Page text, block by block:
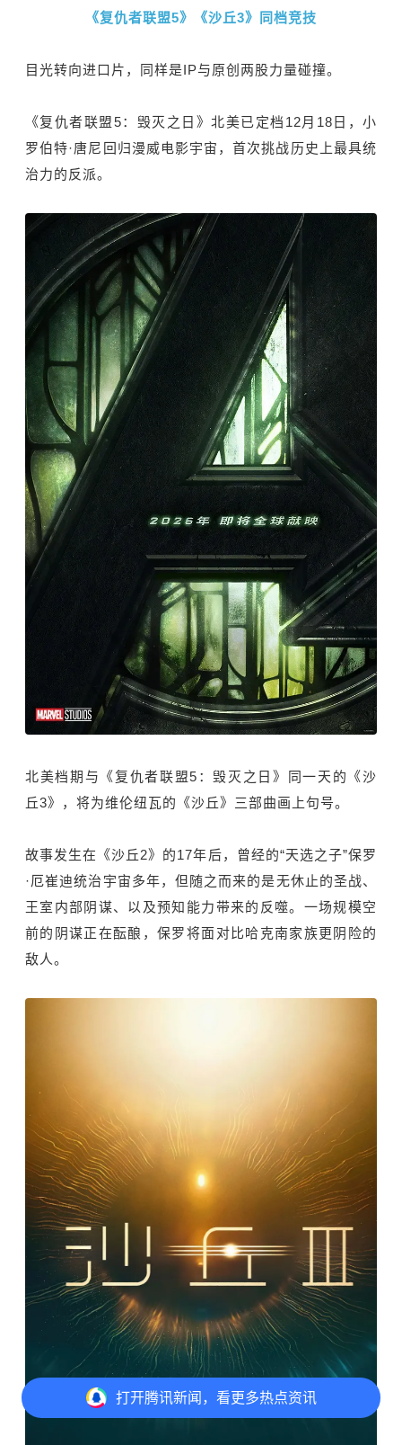
《复仇者联盟5》《沙丘3》同档竞技
目光转向进口片，同样是IP与原创两股力量碰撞。
《复仇者联盟5：毁灭之日》北美已定档12月18日，小
罗伯特·唐尼回归漫威电影宇宙，首次挑战历史上最具统
治力的反派。
北美档期与《复仇者联盟5：毁灭之日》同一天的《沙
丘3》，将为维伦纽瓦的《沙丘》三部曲画上句号。
故事发生在《沙丘2》的17年后，曾经的“天选之子”保罗
·厄崔迪统治宇宙多年，但随之而来的是无休止的圣战、
王室内部阴谋、以及预知能力带来的反噬。一场规模空
前的阴谋正在酝酿，保罗将面对比哈克南家族更阴险的
敌人。
打开腾讯新闻，看更多热点资讯